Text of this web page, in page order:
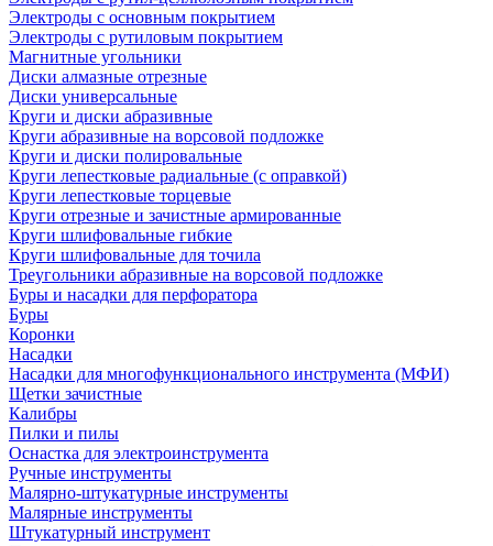
Электроды с основным покрытием
Электроды с рутиловым покрытием
Магнитные угольники
Диски алмазные отрезные
Диски универсальные
Круги и диски абразивные
Круги абразивные на ворсовой подложке
Круги и диски полировальные
Круги лепестковые радиальные (с оправкой)
Круги лепестковые торцевые
Круги отрезные и зачистные армированные
Круги шлифовальные гибкие
Круги шлифовальные для точила
Треугольники абразивные на ворсовой подложке
Буры и насадки для перфоратора
Буры
Коронки
Насадки
Насадки для многофункционального инструмента (МФИ)
Щетки зачистные
Калибры
Пилки и пилы
Оснастка для электроинструмента
Ручные инструменты
Малярно-штукатурные инструменты
Малярные инструменты
Штукатурный инструмент